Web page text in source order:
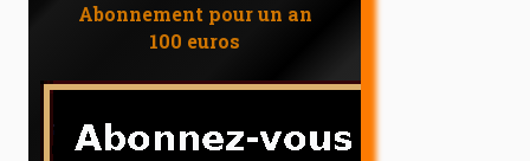
Abonnement pour un an
100 euros